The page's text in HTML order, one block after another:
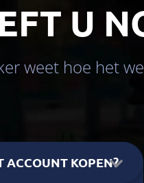
U
weet hoe het
ACCOUNT KOPEN?